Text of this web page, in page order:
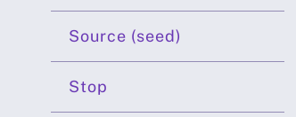
Source (seed)
Stop